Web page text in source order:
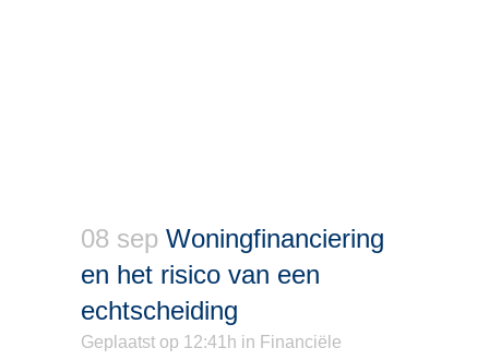
08 sep Woningfinanciering
en het risico van een
echtscheiding
Geplaatst op 12:41h in Financiële